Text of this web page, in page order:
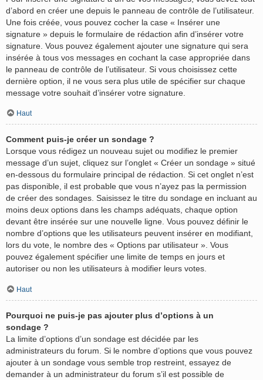
d’abord en créer une depuis le panneau de contrôle de l’utilisateur.
Une fois créée, vous pouvez cocher la case « Insérer une
signature » depuis le formulaire de rédaction afin d’insérer votre
signature. Vous pouvez également ajouter une signature qui sera
insérée à tous vos messages en cochant la case appropriée dans
le panneau de contrôle de l’utilisateur. Si vous choisissez cette
dernière option, il ne vous sera plus utile de spécifier sur chaque
message votre souhait d’insérer votre signature.
Haut
Comment puis-je créer un sondage ?
Lorsque vous rédigez un nouveau sujet ou modifiez le premier
message d’un sujet, cliquez sur l’onglet « Créer un sondage » situé
en-dessous du formulaire principal de rédaction. Si cet onglet n’est
pas disponible, il est probable que vous n’ayez pas la permission
de créer des sondages. Saisissez le titre du sondage en incluant au
moins deux options dans les champs adéquats, chaque option
devant être insérée sur une nouvelle ligne. Vous pouvez définir le
nombre d’options que les utilisateurs peuvent insérer en modifiant,
lors du vote, le nombre des « Options par utilisateur ». Vous
pouvez également spécifier une limite de temps en jours et
autoriser ou non les utilisateurs à modifier leurs votes.
Haut
Pourquoi ne puis-je pas ajouter plus d’options à un
sondage ?
La limite d’options d’un sondage est décidée par les
administrateurs du forum. Si le nombre d’options que vous pouvez
ajouter à un sondage vous semble trop restreint, essayez de
demander à un administrateur du forum s’il est possible de